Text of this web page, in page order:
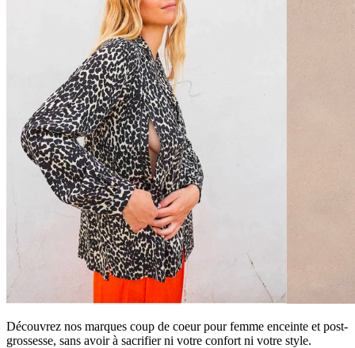
Découvrez nos marques coup de coeur pour femme enceinte et post-
grossesse, sans avoir à sacrifier ni votre confort ni votre style.